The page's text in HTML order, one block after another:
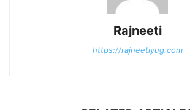
Rajneeti
https://rajneetiyug.com